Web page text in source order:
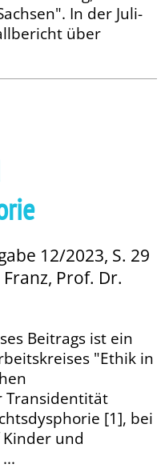
In der Juli-
über
12/2023, S. 29
Prof. Dr.
Beitrags ist ein
"Ethik in
Trans­identität
[1], bei
und